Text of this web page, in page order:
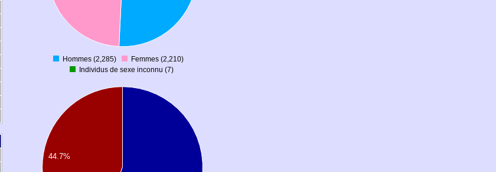
0
Hommes (2,285)
Femmes (2,210)
Individus de sexe inconnu (7)
44.7%